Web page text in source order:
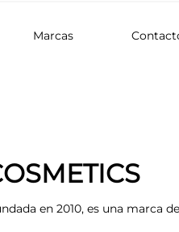
Marcas
en 2010, es una marca